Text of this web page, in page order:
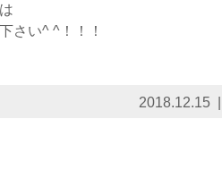
さい^ ^！！！
2018.12.15